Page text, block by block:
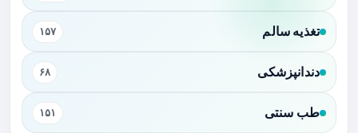
تغذیه سالم ۱۵۷
دندانپزشکی ۶۸
طب سنتی ۱۵۱